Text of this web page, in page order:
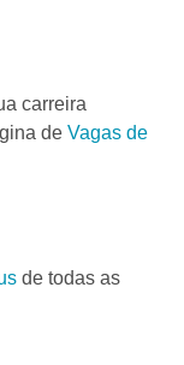
carreira
de Vagas de
de todas as